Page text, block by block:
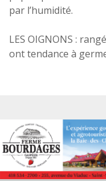
par l’humidité.
LES OIGNONS :
ont tendance à